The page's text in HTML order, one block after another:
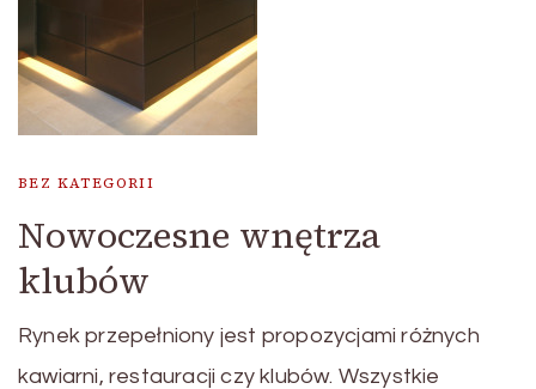
BEZ KATEGORII
Nowoczesne wnętrza
klubów
Rynek przepełniony jest propozycjami różnych
kawiarni, restauracji czy klubów. Wszystkie